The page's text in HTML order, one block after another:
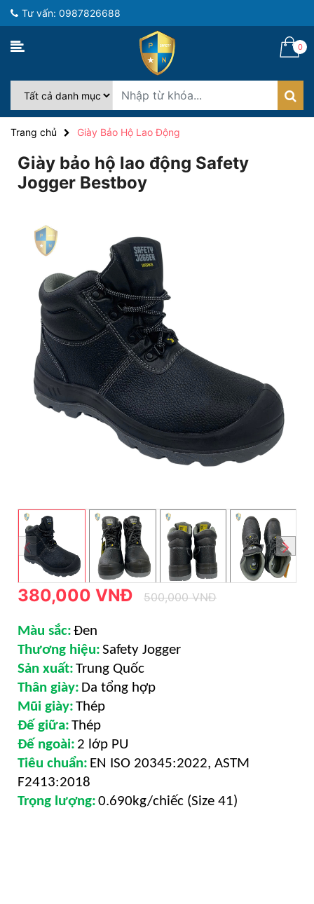
Tư vấn: 0987826688
0
Trang chủ Giày Bảo Hộ Lao Động
Giày bảo hộ lao động Safety
Jogger Bestboy
380,000 VNĐ 500,000 VNĐ
Màu sắc:Đen
Thương hiệu:Safety Jogger
Sản xuất:Trung Quốc
Thân giày: Da tổng hợp
Mũi giày:Thép
Đế giữa:Thép
Đế ngoài: 2 lớp PU
Tiêu chuẩn: EN ISO 20345:2022, ASTM
F2413:2018
Trọng lượng:0.690kg/chiếc (Size 41)